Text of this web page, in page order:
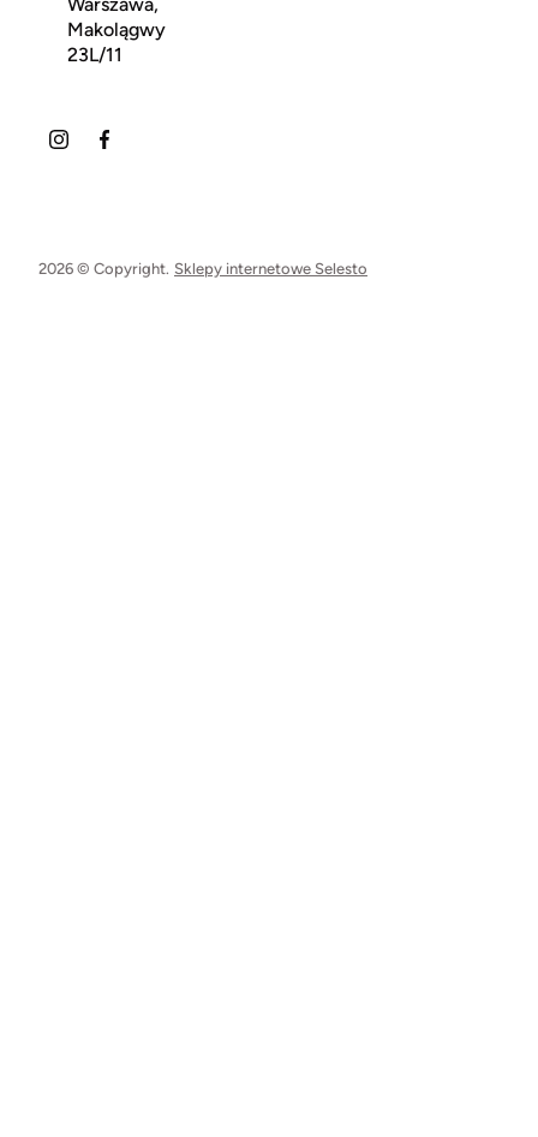
Makolągwy
23L/11
2026 © Copyright. Sklepy internetowe Selesto